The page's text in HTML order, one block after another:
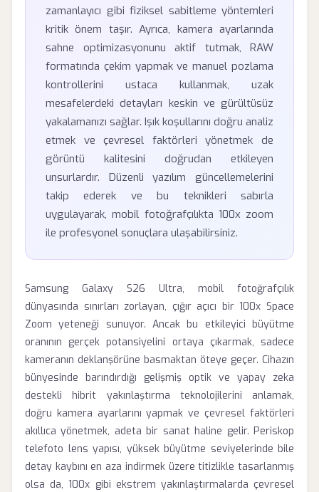
zamanlayıcı gibi fiziksel sabitleme yöntemleri
kritik önem taşır. Ayrıca, kamera ayarlarında
sahne optimizasyonunu aktif tutmak, RAW
formatında çekim yapmak ve manuel pozlama
kontrollerini ustaca kullanmak, uzak
mesafelerdeki detayları keskin ve gürültüsüz
yakalamanızı sağlar. Işık koşullarını doğru analiz
etmek ve çevresel faktörleri yönetmek de
görüntü kalitesini doğrudan etkileyen
unsurlardır. Düzenli yazılım güncellemelerini
takip ederek ve bu teknikleri sabırla
uygulayarak, mobil fotoğrafçılıkta 100x zoom
ile profesyonel sonuçlara ulaşabilirsiniz.
Samsung Galaxy S26 Ultra, mobil fotoğrafçılık
dünyasında sınırları zorlayan, çığır açıcı bir 100x Space
Zoom yeteneği sunuyor. Ancak bu etkileyici büyütme
oranının gerçek potansiyelini ortaya çıkarmak, sadece
kameranın deklanşörüne basmaktan öteye geçer. Cihazın
bünyesinde barındırdığı gelişmiş optik ve yapay zeka
destekli hibrit yakınlaştırma teknolojilerini anlamak,
doğru kamera ayarlarını yapmak ve çevresel faktörleri
akıllıca yönetmek, adeta bir sanat haline gelir. Periskop
telefoto lens yapısı, yüksek büyütme seviyelerinde bile
detay kaybını en aza indirmek üzere titizlikle tasarlanmış
olsa da, 100x gibi ekstrem yakınlaştırmalarda çevresel